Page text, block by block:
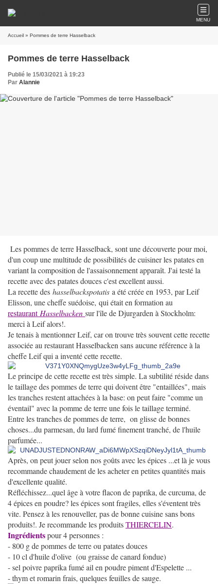
MENU
Accueil » Pommes de terre Hasselback
Pommes de terre Hasselback
Publié le 15/03/2021 à 19:23
Par Alannie
Les pommes de terre Hasselback, sont une découverte pour moi,
d'un coup une multitude de possibilités de cuisiner les patates en
variant la composition de l'assaisonnement apparaît. J'ai testé la
recette avec des patates douces c'est excellent aussi.
La recette des hasselbackspotatis a été créée en 1953, par Leif
Elisson, une cheffe suédoise, qui était en formation au
restaurant Hasselbacken sur l'île de Djurgarden à Stockholm:
merci à Leif alors!.
Je tenais à mentionner Leif, car on trouve très souvent cette recette
associée au restaurant Hasselbacken sans aucune référence à la
cheffe Leif qui a inventé cette recette.
Le principe de cette recette est très simple. La subtilité réside dans
le taillage des pommes de terre qui doivent être "entaillées", mais
les tranches restent attachées à la base: on peut faire "comme un
éventail" avec la pomme de terre une fois le taillage terminé.
Entre les tranches de pommes de terre, on glisse de bonnes
choses...du parmesan, du lard fumé finement tranché, de l'huile
parfumée...
Après, on peut jouer selon nos goûts avec les épices ...et là je vous
recommande chaudement de les acheter en petites quantités mais
d'excellente qualité.
Réfléchissez...quel âge à votre flacon de paprika, de curcuma, de
4 épices en poudre? les épices sont fragiles, elles s'éventent très
vite. Pensez à les renouveller, pas de bonne cuisine sans bons
produits!. Je recommande les produitsTHIERCELIN.
Ingrédientspour 4 personnes :
- 800 g de pommes de terre ou patates douces
- 10 cl d'huile d'olive (ou graisse de canard fondue)
- sel poivre paprika fumé ail en poudre piment d'Espelette ...
- thym et romarin frais, quelques feuilles de sauge.